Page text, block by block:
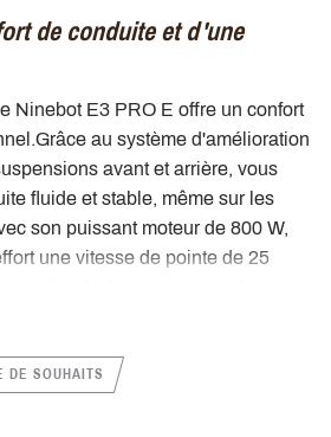
de conduite et d'une
Ninebot E3 PRO E offre un confort
Grâce au système d'amélioration
avant et arrière, vous
fluide et stable, même sur les
son puissant moteur de 800 W,
une vitesse de pointe de 25
trajet ou parcouriez une longue
DE SOUHAITS